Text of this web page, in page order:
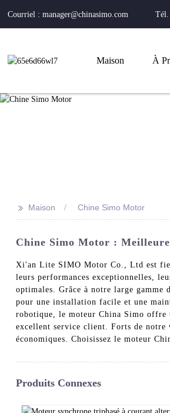
Courriel : manager@chinasimo.com Tél.
Maison À
>> Maison Chine Simo Motor
Chine Simo Motor :
Xi'an Lite SIMO Motor Co., Ltd est fier
leurs performances exceptionnelles,
optimales. Grâce à notre large gamme
pour une installation facile et une
robotique, le moteur China Simo offre
excellent service client. Forts de notre
économiques. Choisissez le moteur
Produits Connexes